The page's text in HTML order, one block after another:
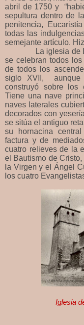
abril de 1750 y
sepultura dentro de
penitencia,
todas las
semejante artículo.
La iglesia de
se celebran todos
de todos los
siglo XVII, aunque
construyó sobre los
Tiene una nave
naves laterales
decorados con
se sitúa el antiguo
su hornacina
factura y de
cuatro relieves de la
el Bautismo de
la Virgen y el Ángel
los cuatro
Iglesia